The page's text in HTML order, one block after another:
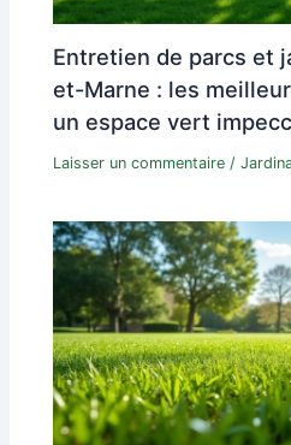
Entretien de parcs et
et-Marne : les
un espace vert
Laisser un commentaire /